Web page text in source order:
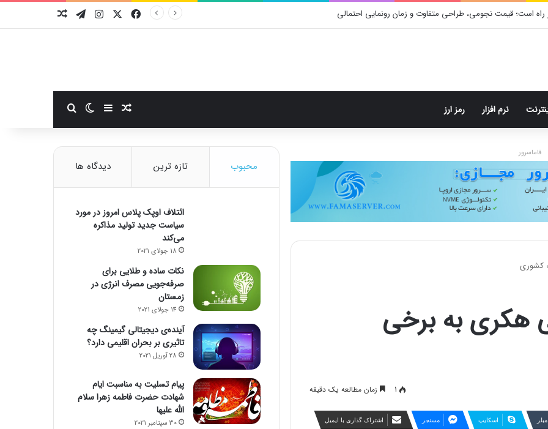
است؛ قیمت نجومی، طراحی متفاوت و زمان رونمایی احتمالی فیسبوکایکس اینستاگرام
تلگرام
نرم افزار رمز ارز نوشته تصادفی
سایدبارتغییر پوسته
فاماسرور
کشوری
هکری به برخی
1 زمان مطالعه یک دقیقه
اسکایپ مسنجر اشتراک گذاری با ایمیل
محبوب تازه ترین دیدگاه ها
ائتلاف اوپک پلاس امروز در مورد
سیاست جدید تولید مذاکره
می‌کند
18 جولای 2021
نکات ساده و طلایی برای
صرفه‌جویی مصرف انرژی در
زمستان
14 جولای 2021
آینده‌ی دیجیتالی گیمینگ چه
تاثیری بر بحران اقلیمی دارد؟
28 آوریل 2021
پیام تسلیت به مناسبت ایام
شهادت حضرت فاطمه زهرا سلام
الله علیها
30 سپتامبر 2021